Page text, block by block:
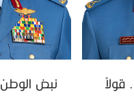
قولاً
نبض الوطن